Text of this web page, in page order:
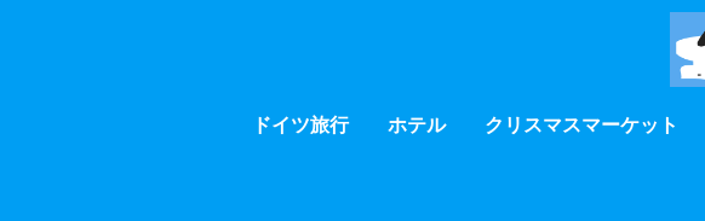
ドイツ旅行 ホテル クリスマスマーケット